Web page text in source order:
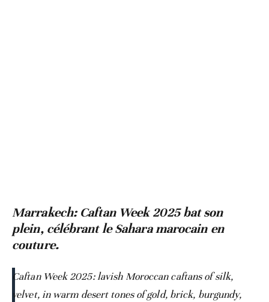
Marrakech: Caftan Week 2025 bat son
plein, célébrant le Sahara marocain en
couture.
Caftan Week 2025: lavish Moroccan caftans of silk,
velvet, in warm desert tones of gold, brick, burgundy,